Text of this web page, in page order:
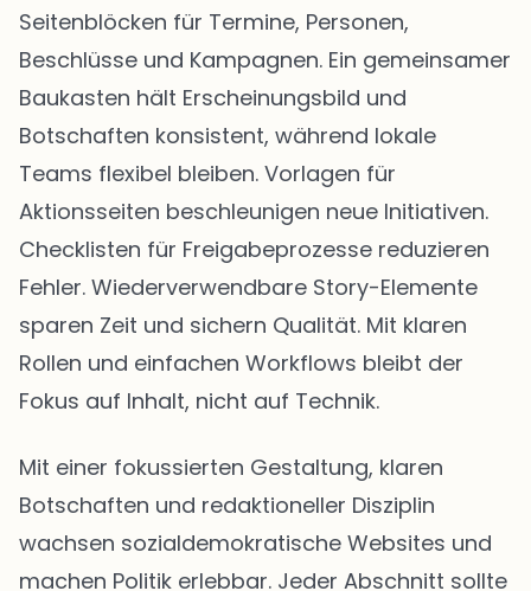
Seitenblöcken für Termine, Personen,
Beschlüsse und Kampagnen. Ein gemeinsamer
Baukasten hält Erscheinungsbild und
Botschaften konsistent, während lokale
Teams flexibel bleiben. Vorlagen für
Aktionsseiten beschleunigen neue Initiativen.
Checklisten für Freigabeprozesse reduzieren
Fehler. Wiederverwendbare Story-Elemente
sparen Zeit und sichern Qualität. Mit klaren
Rollen und einfachen Workflows bleibt der
Fokus auf Inhalt, nicht auf Technik.
Mit einer fokussierten Gestaltung, klaren
Botschaften und redaktioneller Disziplin
wachsen sozialdemokratische Websites und
machen Politik erlebbar. Jeder Abschnitt sollte